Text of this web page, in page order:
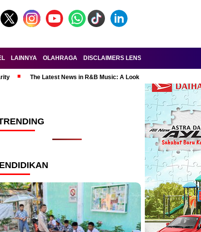
LAINNYA OLAHRAGA DISCLAIMERS LENSA-RAKYAT.COM
The Latest News in R&B Music: A Look at Super Bowl